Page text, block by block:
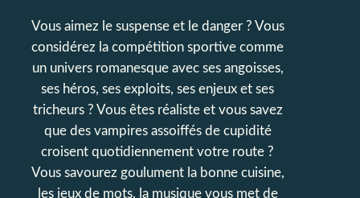
Vous aimez le suspense et le danger ? Vous
considérez la compétition sportive comme
un univers romanesque avec ses angoisses,
ses héros, ses exploits, ses enjeux et ses
tricheurs ? Vous êtes réaliste et vous savez
que des vampires assoiffés de cupidité
croisent quotidiennement votre route ?
Vous savourez goulument la bonne cuisine,
les jeux de mots, la musique vous met de